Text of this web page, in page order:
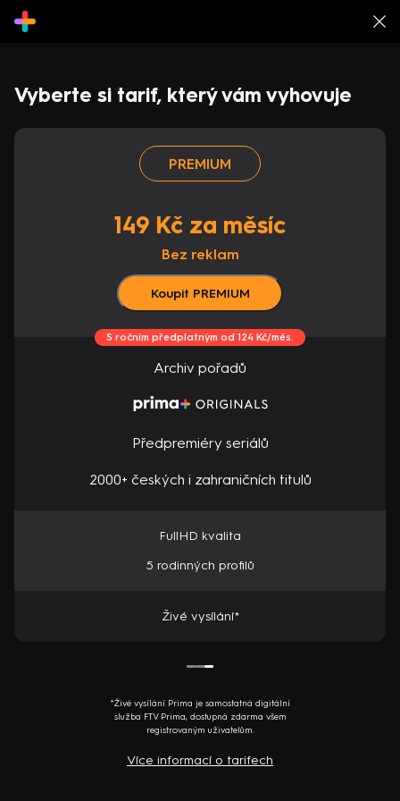
Vyberte si tarif, který vám vyhovuje
PREMIUM
149 Kč za měsíc
Bez reklam
Koupit PREMIUM
S ročním předplatným od 124 Kč/měs.
Archiv pořadů
Předpremiéry seriálů
2000+ českých i zahraničních titulů
FullHD kvalita
5 rodinných profilů
Živé vysílání*
*Živé vysílání Prima je samostatná digitální
služba FTV Prima, dostupná zdarma všem
registrovaným uživatelům.
Více informací o tarifech